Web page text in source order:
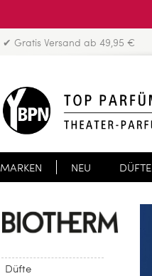
✔ Gratis Versand ab 49,95 €
MARKEN NEU DÜFTE
Düfte